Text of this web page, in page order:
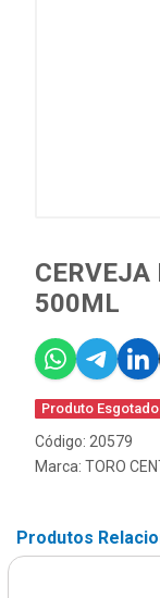
CERVEJA
500ML
Produto Esgotado
Código: 20579
Marca: TORO
Produtos